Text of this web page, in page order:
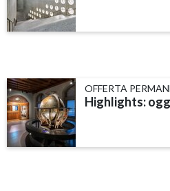
OFFERTA
Highlights: